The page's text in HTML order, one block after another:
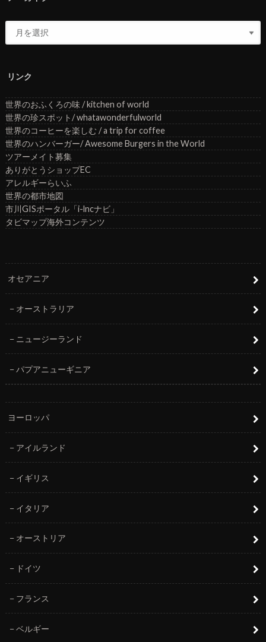
リンク
世界のおふくろの味 / kitchen of world
世界の珍スポット/ whatawonderfulworld
世界のコーヒーを楽しむ / a trip for coffee
世界のハンバーガー/ Awesome Burgers in the World
ツアーメイト募集
ありがとうショップEC
アレルギーらいふ
世界の都市地図
市川GISポータル「i-lncナビ」
タビマップ海外コンテンツ
オセアニア
オーストラリア
ニュージーランド
パプアニューギニア
ヨーロッパ
アイルランド
イギリス
イタリア
オーストリア
ドイツ
フランス
ベルギー